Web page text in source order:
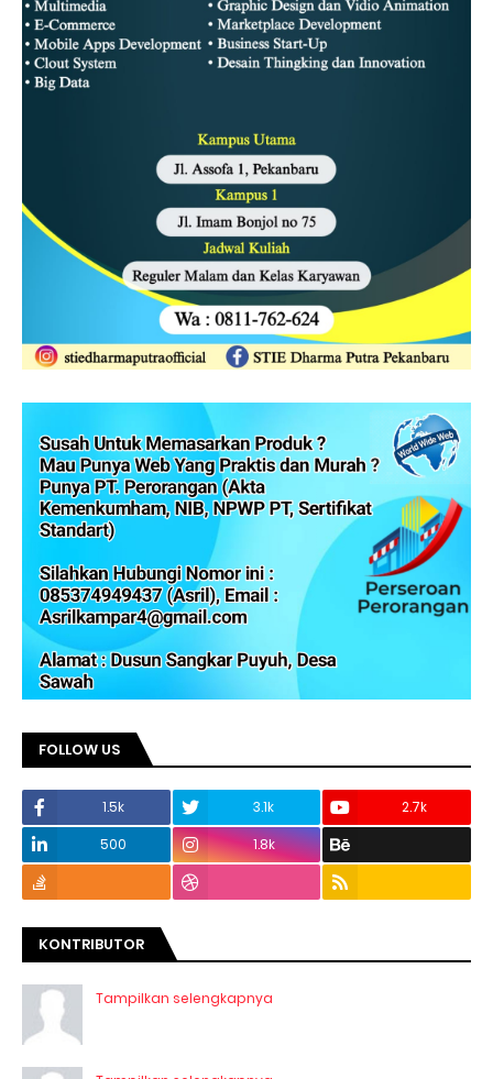
FOLLOW US
1.5k 3.1k
2.7k
500
1.8k
KONTRIBUTOR
Tampilkan selengkapnya